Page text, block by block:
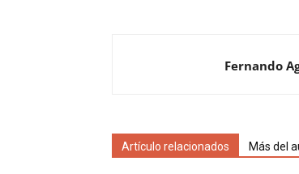
Fernando
Artículo relacionados Más del